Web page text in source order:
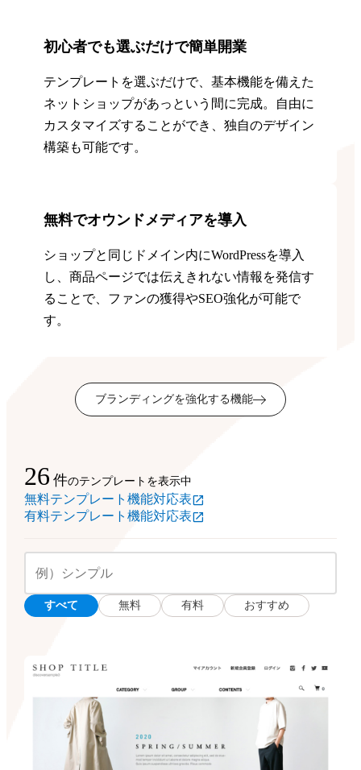
初心者でも選ぶだけで簡単開業
テンプレートを選ぶだけで、基本機能を備えた
ネットショップがあっという間に完成。自由に
カスタマイズすることができ、独自のデザイン
構築も可能です。
無料でオウンドメディアを導入
ショップと同じドメイン内にWordPressを導入
し、商品ページでは伝えきれない情報を発信す
ることで、ファンの獲得やSEO強化が可能で
す。
ブランディングを強化する機能
26 件のテンプレートを表示中
無料テンプレート機能対応表
有料テンプレート機能対応表
すべて 無料 有料 おすすめ